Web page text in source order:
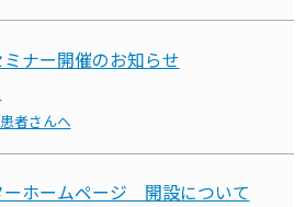
ナー開催のお知らせ
者さんへ
ーホームページ 開設について